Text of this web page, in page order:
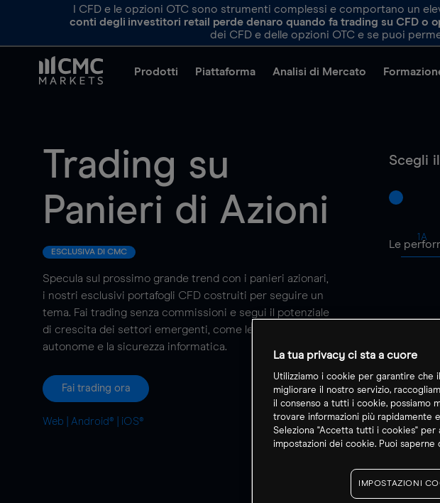
I CFD e le opzioni OTC sono strumenti complessi e comportano un
conti degli investitori retail perde denaro quando fa trading su CFD o
dei CFD e delle opzioni OTC e se puoi
Prodotti Piattaforma Analisi di Mercato
Trading su
Panieri di Azioni
ESCLUSIVA DI CMC
Specula sul prossimo grande trend con i panieri azionari,
i nostri esclusivi portafogli CFD costruiti per seguire un
tema. Fai trading senza commissioni e segui il potenziale
di crescita dei settori emergenti, come le autovetture
autonome e la sicurezza informatica.
Fai trading ora
Web Android® iOS®
Scegli
1A
Le
La tua privacy ci sta a cuore
Utilizziamo i cookie per garantire che
migliorare il nostro servizio,
il consenso a tutti i cookie, possiamo
trovare informazioni più rapidamente
Seleziona "Accetta tutti i cookies"
impostazioni dei cookie. Puoi saperne
IMPOSTAZIONI